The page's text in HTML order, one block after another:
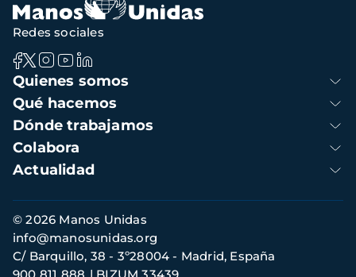
Navegación
principal
Quienes somos
Qué hacemos
Dónde trabajamos
Colabora
Actualidad
Redes sociales
Información
de
contacto
© 2026 Manos Unidas
C/ Barquillo, 38 - 3º28004 - Madrid, España
info@manosunidas.org